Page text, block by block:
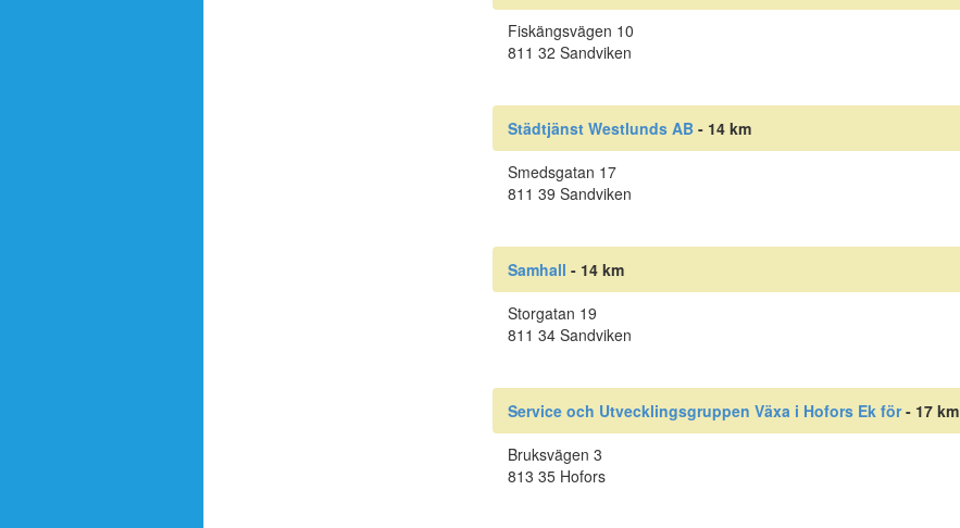
Fiskängsvägen 10
811 32 Sandviken
Städtjänst Westlunds AB- 14 km
Smedsgatan 17
811 39 Sandviken
Samhall - 14 km
Storgatan 19
811 34 Sandviken
Service och Utvecklingsgruppen Växa i Hofors Ek för- 17 km
Bruksvägen 3
813 35 Hofors